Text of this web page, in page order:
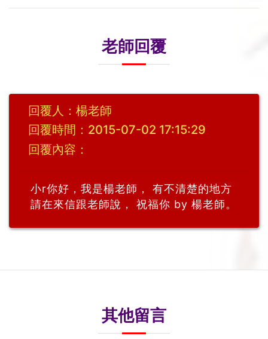
老師回覆
回覆人：楊老師
回覆時間：2015-07-02 17:15:29
回覆內容：
小r你好，我是楊老師， 有不清楚的地方
請在來信跟老師說， 祝福你 by 楊老師。
其他留言